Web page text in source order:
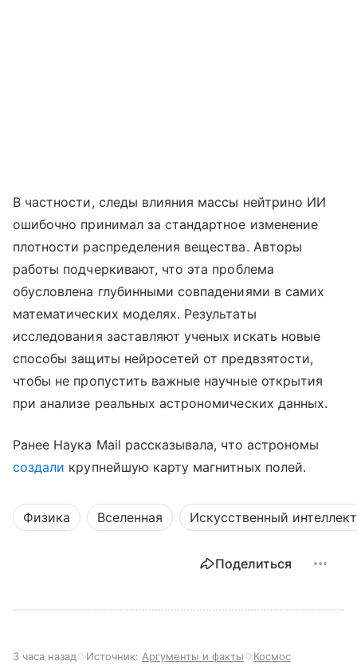
В частности, следы влияния массы нейтрино ИИ
ошибочно принимал за стандартное изменение
плотности распределения вещества. Авторы
работы подчеркивают, что эта проблема
обусловлена глубинными совпадениями в самих
математических моделях. Результаты
исследования заставляют ученых искать новые
способы защиты нейросетей от предвзятости,
чтобы не пропустить важные научные открытия
при анализе реальных астрономических данных.
Ранее Наука Mail рассказывала, что астрономы
создали крупнейшую карту магнитных полей.
Физика Вселенная Искусственный интеллект
Поделиться
3 часа назад Источник: Аргументы и факты Космос